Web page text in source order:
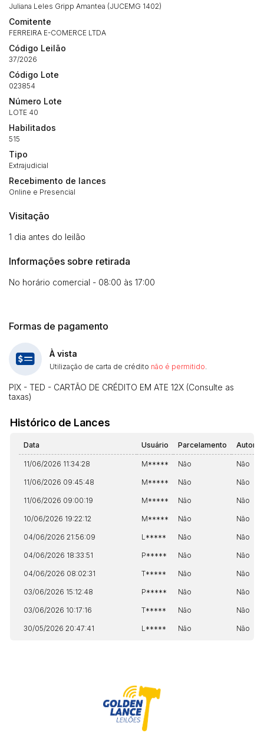
Juliana Leles Gripp Amantea (JUCEMG 1402)
Comitente
FERREIRA E-COMERCE LTDA
Código Leilão
37/2026
Código Lote
023854
Número Lote
LOTE 40
Habilitados
515
Tipo
Extrajudicial
Recebimento de lances
Online e Presencial
Visitação
1 dia antes do leilão
Informações sobre retirada
No horário comercial - 08:00 às 17:00
Formas de pagamento
À vista
Utilização de carta de crédito não é permitido
PIX - TED - CARTÃO DE CRÉDITO EM ATE 12X (Consulte as
taxas)
Histórico de Lances
Data Usuário Parcelamento
11/06/2026 11:34:28 M***** Não Não
11/06/2026 09:45:48 M***** Não Não
11/06/2026 09:00:19 M***** Não Não
10/06/2026 19:22:12 M***** Não Não
04/06/2026 21:56:09 L***** Não Não
04/06/2026 18:33:51 P***** Não Não
04/06/2026 08:02:31 T***** Não Não
03/06/2026 15:12:48 P***** Não Não
03/06/2026 10:17:16 T***** Não Não
30/05/2026 20:47:41 L***** Não Não
Histórico de Propostas
14/04/2025 18:43:11
Clique aqui para fazer login
propostas